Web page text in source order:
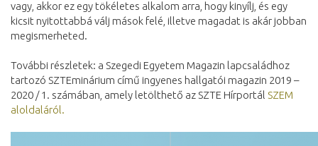
vagy, akkor ez egy tökéletes alkalom arra, hogy kinyílj, és egy
kicsit nyitottabbá válj mások felé, illetve magadat is akár jobban
megismerheted.
További részletek: a Szegedi Egyetem Magazin lapcsaládhoz
tartozó SZTEminárium című ingyenes hallgatói magazin 2019 –
2020 / 1. számában, amely letölthető az SZTE Hírportál SZEM
aloldaláról.